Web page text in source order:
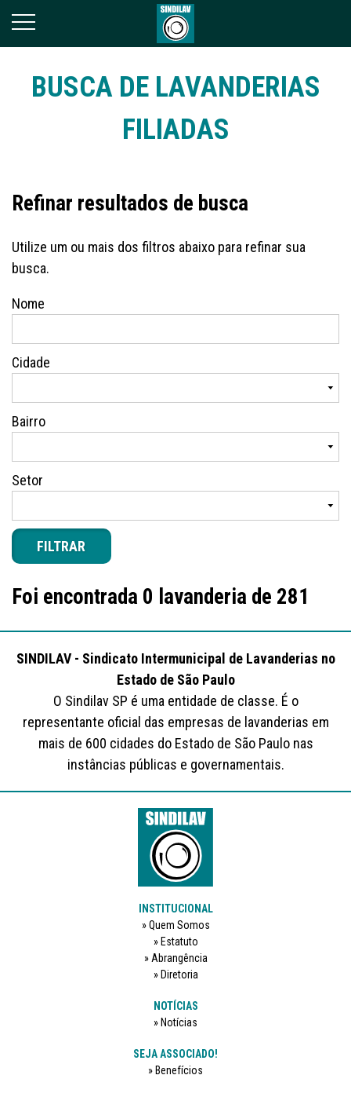
BUSCA DE LAVANDERIAS
FILIADAS
Refinar resultados de busca
Utilize um ou mais dos filtros abaixo para refinar sua
busca.
Nome
Cidade
Bairro
Setor
FILTRAR
Foi encontrada 0 lavanderia de 281
SINDILAV - Sindicato Intermunicipal de Lavanderias no
Estado de São Paulo
O Sindilav SP é uma entidade de classe. É o
representante oficial das empresas de lavanderias em
mais de 600 cidades do Estado de São Paulo nas
instâncias públicas e governamentais.
INSTITUCIONAL
Quem Somos
Estatuto
Abrangência
Diretoria
NOTÍCIAS
Notícias
SEJA ASSOCIADO!
Benefícios